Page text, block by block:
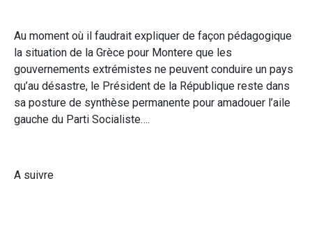
Au moment où il faudrait expliquer de façon pédagogique
la situation de la Grèce pour Montere que les
gouvernements extrémistes ne peuvent conduire un pays
qu’au désastre, le Président de la République reste dans
sa posture de synthèse permanente pour amadouer l’aile
gauche du Parti Socialiste….
A suivre